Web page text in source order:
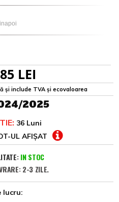
LEI
și include TVA și ecovaloarea
2025
36 Luni
UL AFIȘAT
IN STOC
2-3 ZILE.
lucru: